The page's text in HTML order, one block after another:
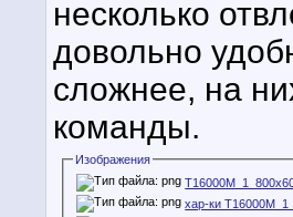
несколько
довольно
сложнее, на
команды.
Изображения
хар-ки